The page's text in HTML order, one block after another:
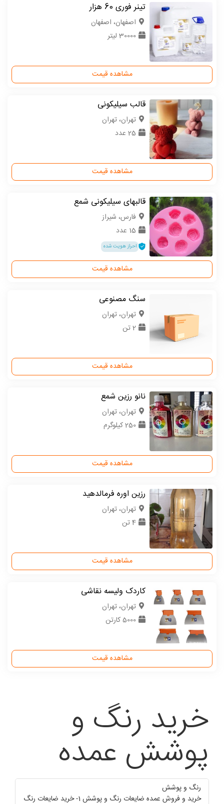
تینر فوری 60 هزار
اصفهان، اصفهان
30000 لیتر
مشاهده قیمت
قالب سیلیکونی
تهران، تهران
25 عدد
مشاهده قیمت
قالبهای سیلیکونی شمع
فارس، شیراز
15 عدد
احراز هویت شده
مشاهده قیمت
سنگ مصنوعی
تهران، تهران
2 تن
مشاهده قیمت
نانو رزین شمع
تهران، تهران
250 کیلوگرم
مشاهده قیمت
رزین اوره فرمالدهید
تهران، تهران
4 تن
مشاهده قیمت
کاردک ولیسه نقاشی
تهران، تهران
5000 کارتن
مشاهده قیمت
خرید رنگ و
پوشش عمده
رنگ و پوشش
خرید و فروش عمده ضایعات رنگ و پوشش 1- خرید ضایعات رنگ